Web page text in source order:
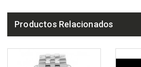
Productos Relacionados